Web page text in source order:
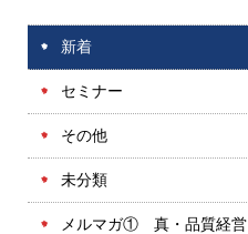
新着
セミナー
その他
未分類
メルマガ① 真・品質経営